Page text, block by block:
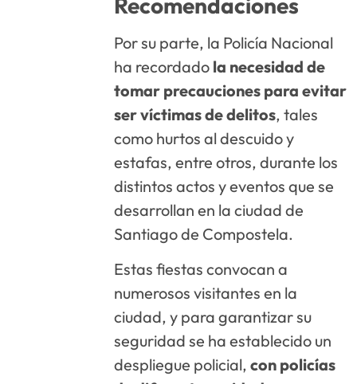
Por su parte, la Policía Nacional
ha recordado la necesidad de
tomar precauciones para evitar
ser víctimas de delitos, tales
como hurtos al descuido y
estafas, entre otros, durante los
distintos actos y eventos que se
desarrollan en la ciudad de
Santiago de Compostela.
Estas fiestas convocan a
numerosos visitantes en la
ciudad, y para garantizar su
seguridad se ha establecido un
despliegue policial, con policías